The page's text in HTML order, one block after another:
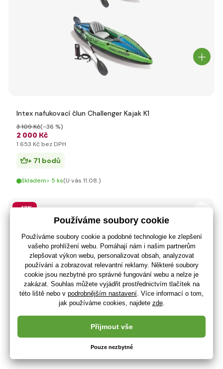
Intex nafukovací člun Challenger Kajak K1
2 000 Kč
3 109 Kč(-36 %)
1 653 Kč bez DPH
+ 71 bodů
Skladem> 5 ks(U vás 11.08.)
-48%